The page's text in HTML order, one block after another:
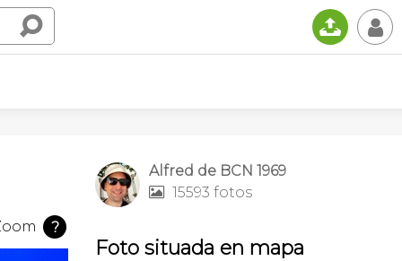
📤 👤
?
Alfred de BCN 1969
 15593 fotos
Foto situada en mapa